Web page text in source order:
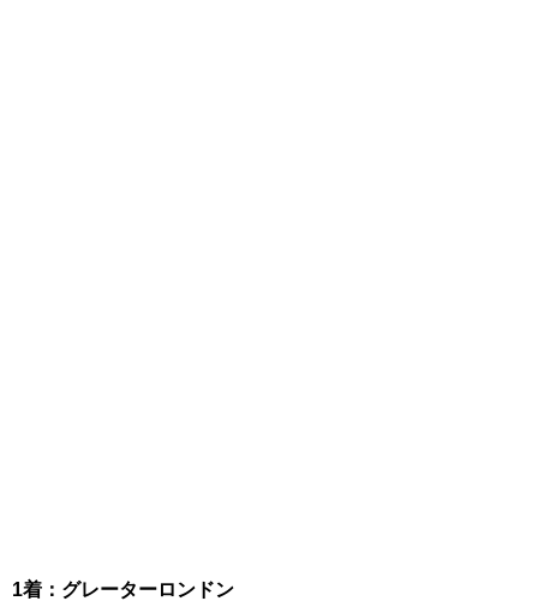
1着：グレーターロンドン